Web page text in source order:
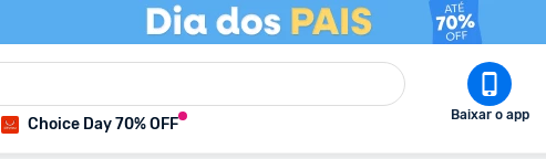
Choice Day 70% OFF Baixar o app